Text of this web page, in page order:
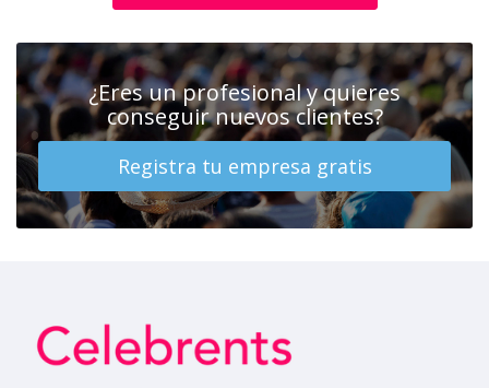
¿Eres un profesional y quieres
conseguir nuevos clientes?
Registra tu empresa gratis